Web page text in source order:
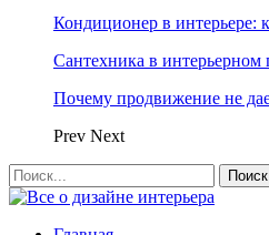
Кондиционер в интерьере:
Сантехника в интерьерном
Почему продвижение не
Prev Next